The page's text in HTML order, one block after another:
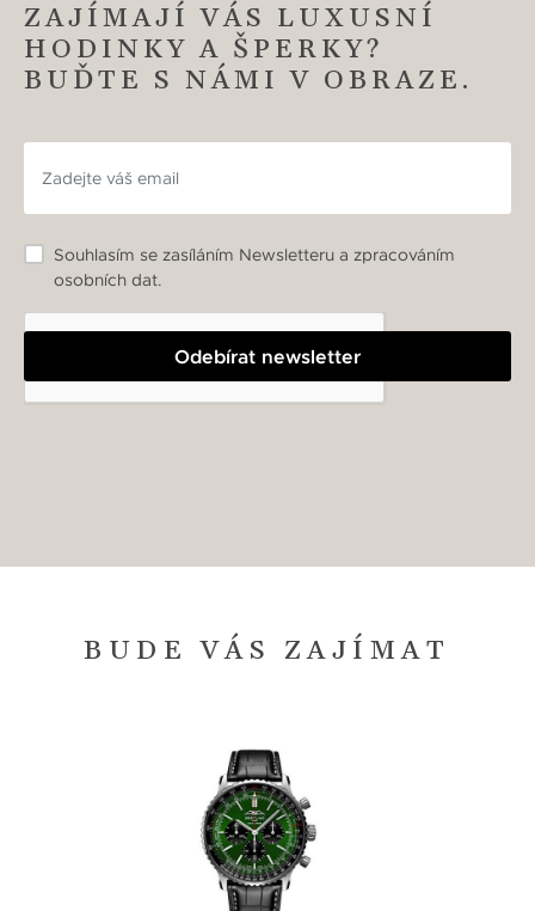
ZAJÍMAJÍ VÁS LUXUSNÍ
HODINKY A ŠPERKY?
BUĎTE S NÁMI V OBRAZE.
Odebírat newsletter
Souhlasím se zasíláním Newsletteru a zpracováním
osobních dat.
BUDE VÁS ZAJÍMAT